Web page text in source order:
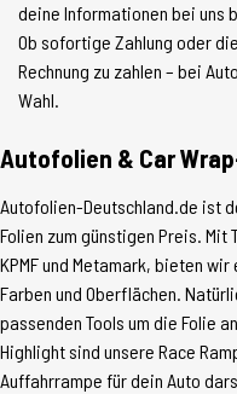
deine Informationen bei uns
Ob sofortige Zahlung oder
Rechnung zu zahlen – bei
Wahl.
Autofolien & Car
Autofolien-Deutschland.de ist
Folien zum günstigen Preis. Mit
KPMF und Metamark, bieten
Farben und Oberflächen.
passenden Tools um die Folie
Highlight sind unsere Race
Auffahrrampe für dein Auto